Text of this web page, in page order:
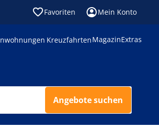
Favoriten Mein Konto
KreuzfahrtenMagazinExtras
Angebote suchen